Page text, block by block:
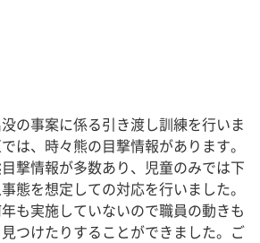
の事案に係る引き渡し訓練を行いま
は、時々熊の目撃情報があります。
撃情報が多数あり、児童のみでは下
態を想定しての対応を行いました。
も実施していないので職員の動きも
つけたりすることができました。ご